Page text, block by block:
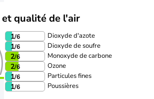
qualité de l'air
1/6 Dioxyde d'azote
1/6 Dioxyde de soufre
2/6 Monoxyde de carbone
2/6 Ozone
1/6 Particules fines
1/6 Poussières